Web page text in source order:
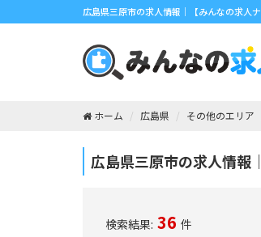
広島県三原市の求人情報｜【みんなの求人
ホーム 広島県 その他のエリア
広島県三原市の求人情報
検索結果: 36 件